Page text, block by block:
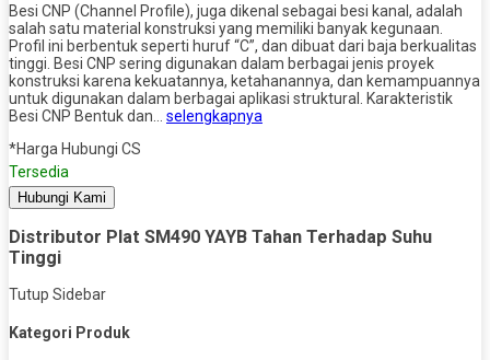
Besi CNP (Channel Profile), juga dikenal sebagai besi kanal, adalah
salah satu material konstruksi yang memiliki banyak kegunaan.
Profil ini berbentuk seperti huruf “C”, dan dibuat dari baja berkualitas
tinggi. Besi CNP sering digunakan dalam berbagai jenis proyek
konstruksi karena kekuatannya, ketahanannya, dan kemampuannya
untuk digunakan dalam berbagai aplikasi struktural. Karakteristik
Besi CNP Bentuk dan… selengkapnya
*Harga Hubungi CS
Tersedia
Hubungi Kami
Distributor Plat SM490 YAYB Tahan Terhadap Suhu
Tinggi
Tutup Sidebar
Kategori Produk